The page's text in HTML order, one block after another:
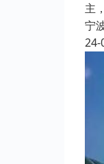
主
宁
24-